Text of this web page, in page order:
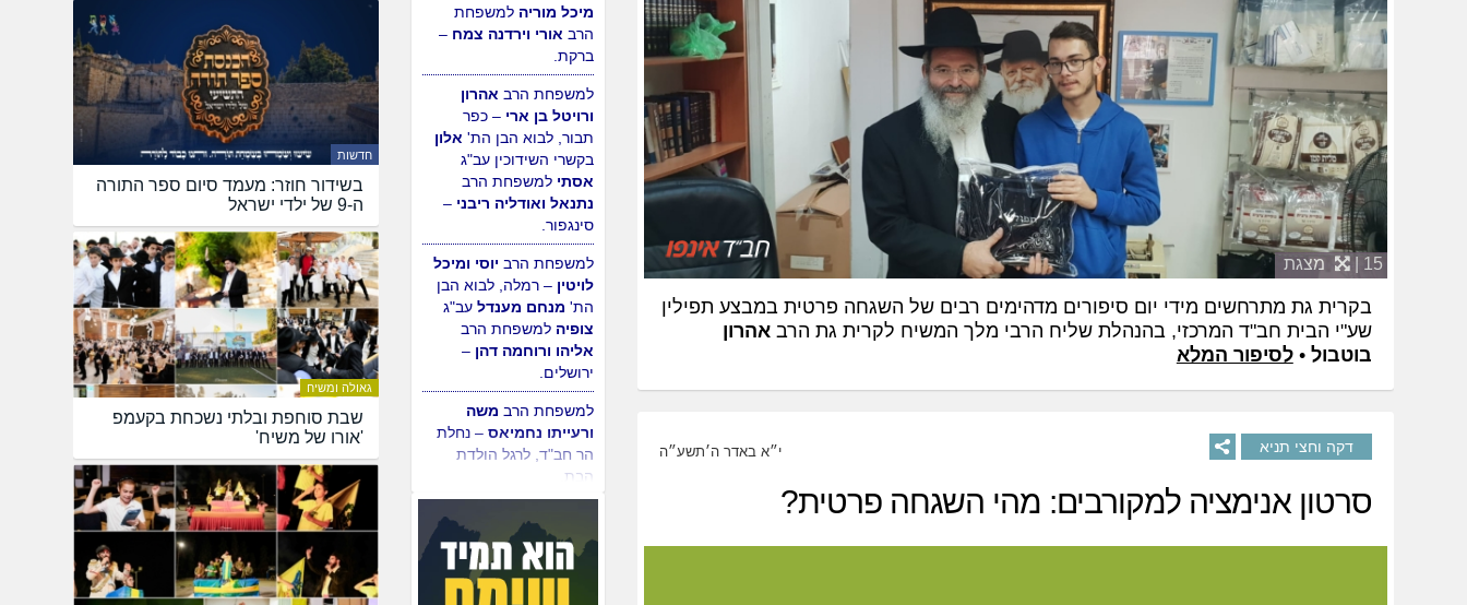
15 | מצגת
בקרית גת מתרחשים מידי יום סיפורים מדהימים רבים של השגחה פרטית במבצע תפילין
שע"י הבית חב"ד המרכזי, בהנהלת שליח הרבי מלך המשיח לקרית גת הרבאהרון
בוטבול•לסיפור המלא
דקה וחצי תניא י״א באדר ה׳תשע״ה
סרטון אנימציה למקורבים: מהי השגחה פרטית?
למשפחת הרבאבשלום
ועדנה נאמן
לבוא הבן הת'נועם ישי
בקשרי השידוכין עב"ג
מיכל מוריהלמשפחת
הרבאורי וירדנה צמח–
ברקת.
למשפחת הרבאהרון
ורויטל בן ארי
תבור, לבוא הבן הת'אלון
בקשרי השידוכין עב"ג
אסתי למשפחת הרב
נתנאל ואודליה ריבני–
סינגפור.
למשפחת הרב
לויטין– רמלה, לבוא הבן
הת'מנחם מענדלעב"ג
צופיהלמשפחת הרב
אליהו ורוחמה דהן–
ירושלים.
חדשות
בשידור חוזר: מעמד סיום ספר התורה
ה-9 של ילדי ישראל
גאולה ומשיח
שבת סוחפת ובלתי נשכחת בקעמפ
'אורו של משיח'